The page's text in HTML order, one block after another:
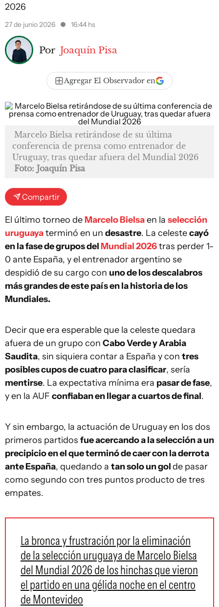
2026
27 de junio 2026 16:44 hs
Por Joaquín Pisa
Agregar El Observador en
Marcelo Bielsa retirándose de su última
conferencia de prensa como entrenador de
Uruguay, tras quedar afuera del Mundial 2026
Foto: Joaquín Pisa
Compartir
El último torneo de Marcelo Bielsaen la selección
uruguayaterminó en un desastre. La celestecayó
en la fase de grupos del Mundial 2026tras perder 1-
0 ante España, y el entrenador argentino se
despidió de su cargo con uno de los descalabros
más grandes de este país en la historia de los
Mundiales.
Decir que era esperable que la celeste quedara
afuera de un grupo con Cabo Verde y Arabia
Saudita, sin siquiera contar a España y con tres
posibles cupos de cuatro para clasificar, sería
mentirse. La expectativa mínima era pasar de fase,
y en la AUF confiaban en llegar a cuartos de final.
Y sin embargo, la actuación de Uruguay en los dos
primeros partidos fue acercando a la selección a un
precipicio en el que terminó de caer con la derrota
ante España, quedando a tan solo un golde pasar
como segundo con tres puntos producto de tres
empates.
La bronca y frustración por la eliminación
de la selección uruguaya de Marcelo Bielsa
del Mundial 2026 de los hinchas que vieron
el partido en una gélida noche en el centro
de Montevideo